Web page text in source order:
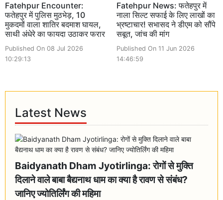
Fatehpur Encounter:
फतेहपुर में पुलिस मुठभेड़, 10
मुकदमों वाला शातिर बदमाश घायल,
साथी अंधेरे का फायदा उठाकर फरार
Published On 08 Jul 2026
10:29:13
Fatehpur News: फतेहपुर में
नाला सिल्ट सफाई के लिए लाखों का
भ्रष्टाचार! सभासद ने डीएम को सौंपे
सबूत, जांच की मांग
Published On 11 Jun 2026
14:46:59
Latest News
Baidyanath Dham Jyotirlinga: रोगों से मुक्ति
दिलाने वाले बाबा बैद्यनाथ धाम का क्या है रावण से संबंध?
जानिए ज्योतिर्लिंग की महिमा